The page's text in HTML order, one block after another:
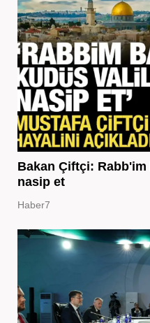
Bakan Çiftçi:
nasip et
Haber7